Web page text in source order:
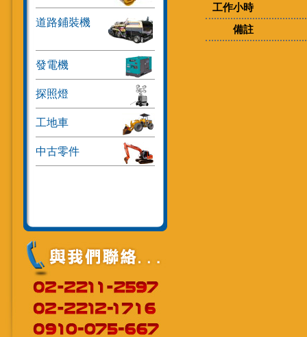
道路鋪裝機
發電機
探照燈
工地車
中古零件
工作小時
備註